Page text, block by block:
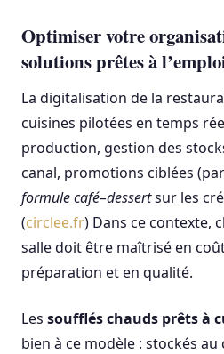
Optimiser votre
solutions prêtes à
La digitalisation de la
cuisines pilotées en temps
production, gestion des
canal, promotions ciblées
formule café–dessertsur les
(circlee.fr) Dans ce contexte,
salle doit être maîtrisé en
préparation et en qualité.
Les soufflés chauds prêts à
bien à ce modèle : stockés au